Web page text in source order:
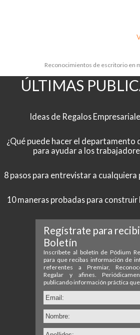
Reconocimientos de escritorio en
ÚLTIMAS
Ideas de Regalos
¿Qué puede hacer el departamento
para ayudar a los
8 pasos para entrevistar a
10 maneras probadas para